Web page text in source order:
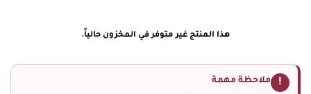
هذا المنتج غير متوفر في المخزون حالياً.
! ملاحظة مهمة